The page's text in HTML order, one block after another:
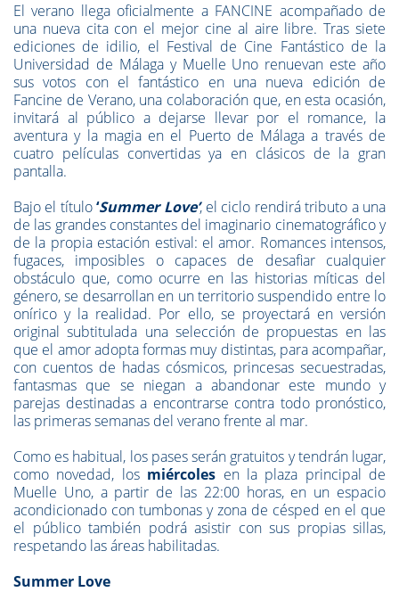
El verano llega oficialmente a FANCINE acompañado de
una nueva cita con el mejor cine al aire libre. Tras siete
ediciones de idilio, el Festival de Cine Fantástico de la
Universidad de Málaga y Muelle Uno renuevan este año
sus votos con el fantástico en una nueva edición de
Fancine de Verano, una colaboración que, en esta ocasión,
invitará al público a dejarse llevar por el romance, la
aventura y la magia en el Puerto de Málaga a través de
cuatro películas convertidas ya en clásicos de la gran
pantalla.
Bajo el título ‘Summer Love’, el ciclo rendirá tributo a una
de las grandes constantes del imaginario cinematográfico y
de la propia estación estival: el amor. Romances intensos,
fugaces, imposibles o capaces de desafiar cualquier
obstáculo que, como ocurre en las historias míticas del
género, se desarrollan en un territorio suspendido entre lo
onírico y la realidad. Por ello, se proyectará en versión
original subtitulada una selección de propuestas en las
que el amor adopta formas muy distintas, para acompañar,
con cuentos de hadas cósmicos, princesas secuestradas,
fantasmas que se niegan a abandonar este mundo y
parejas destinadas a encontrarse contra todo pronóstico,
las primeras semanas del verano frente al mar.
Como es habitual, los pases serán gratuitos y tendrán lugar,
como novedad, los miércoles en la plaza principal de
Muelle Uno, a partir de las 22:00 horas, en un espacio
acondicionado con tumbonas y zona de césped en el que
el público también podrá asistir con sus propias sillas,
respetando las áreas habilitadas.
Summer Love